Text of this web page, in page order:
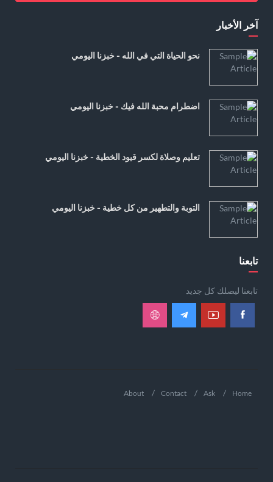
آخر الأخبار
نحو الحياة التي في الله - خبزنا اليومي
اضطرام محبة الله فيك - خبزنا اليومي
تعليم وصلاة لكسر قيود الخطية - خبزنا اليومي
التوبة والتطهير من كل خطية - خبزنا اليومي
تابعنا
تابعنا ليصلك كل جديد
Home
Ask
Contact
About